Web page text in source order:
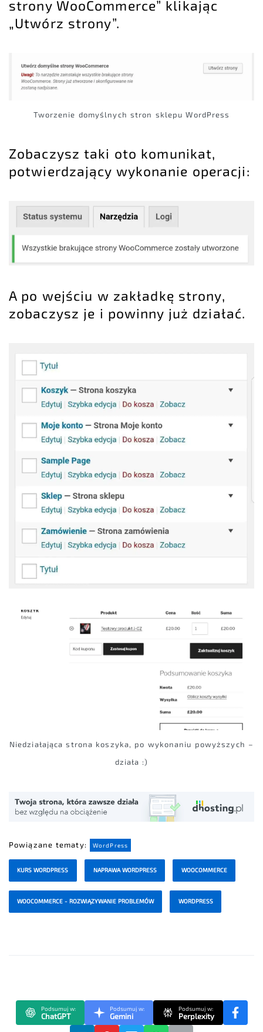
strony WooCommerce” klikając
„Utwórz strony”.
Tworzenie domyślnych stron sklepu WordPress
Zobaczysz taki oto komunikat,
potwierdzający wykonanie operacji:
A po wejściu w zakładkę strony,
zobaczysz je i powinny już działać.
Niedziałająca strona koszyka, po wykonaniu powyższych –
działa :)
Powiązane tematy: WordPress
KURS WORDPRESS NAPRAWA WORDPRESS WOOCOMMERCE
WOOCOMMERCE - ROZWIĄZYWANIE PROBLEMÓW WORDPRESS
Podsumuj w:
ChatGPT
Podsumuj w:
Gemini
Podsumuj w:
Perplexity